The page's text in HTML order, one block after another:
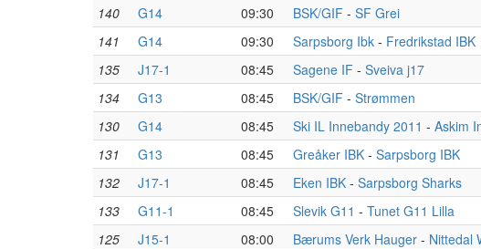
140
G14 09:30 BSK/GIF - SF Grei
141
G14 09:30 Sarpsborg Ibk - Fredrikstad IBK
135
J17-1 08:45 Sagene IF - Sveiva j17
134
G13 08:45 BSK/GIF - Strømmen
130
G14 08:45 Ski IL Innebandy 2011 - Askim
131
G13 08:45 Greåker IBK - Sarpsborg IBK
132
J17-1 08:45 Eken IBK - Sarpsborg Sharks
133
G11-1 08:45 Slevik G11 - Tunet G11 Lilla
125
J15-1 08:00 Bærums Verk Hauger - Nittedal